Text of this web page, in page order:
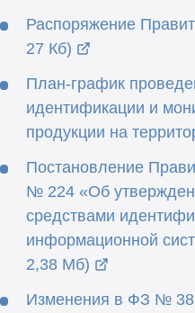
Распоряжение
27 Кб)
План-график
идентификации и
продукции на
Постановление
№ 224 «Об
средствами
информационной
2,38 Мб)
Изменения в ФЗ №